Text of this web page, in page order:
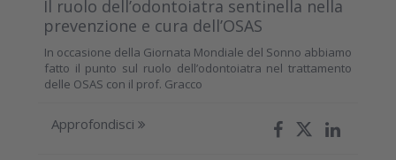
Il ruolo dell’odontoiatra sentinella nella
prevenzione e cura dell’OSAS
In occasione della Giornata Mondiale del Sonno abbiamo
fatto il punto sul ruolo dell’odontoiatra nel trattamento
delle OSAS con il prof. Gracco
Approfondisci